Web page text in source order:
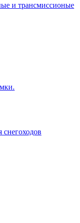
и трансмиссионые